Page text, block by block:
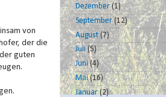
von
der die
guten
Dezember(1)
September(12)
August(7)
Juli(5)
Juni(4)
Mai(16)
Januar(2)